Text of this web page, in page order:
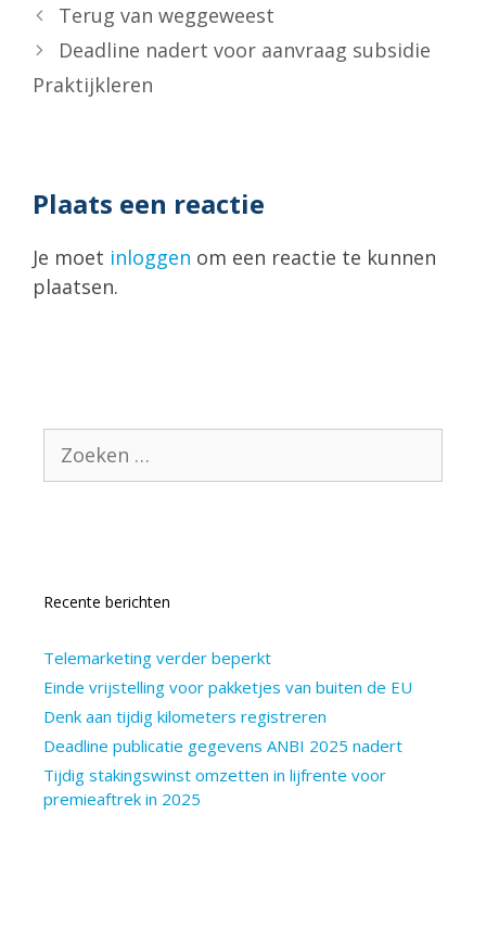
Terug van weggeweest
Deadline nadert voor aanvraag subsidie
Praktijkleren
Plaats een reactie
Je moet inloggen om een reactie te kunnen
plaatsen.
naar:
Recente berichten
Telemarketing verder beperkt
Einde vrijstelling voor pakketjes van buiten de EU
Denk aan tijdig kilometers registreren
Deadline publicatie gegevens ANBI 2025 nadert
Tijdig stakingswinst omzetten in lijfrente voor
premieaftrek in 2025